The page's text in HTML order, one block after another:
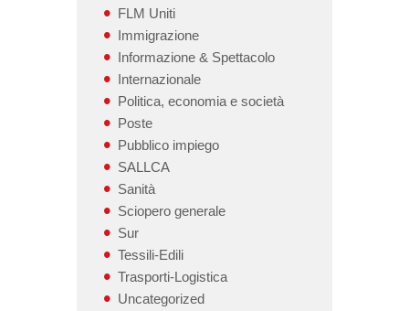
FLM Uniti
Immigrazione
Informazione & Spettacolo
Internazionale
Politica, economia e società
Poste
Pubblico impiego
SALLCA
Sanità
Sciopero generale
Sur
Tessili-Edili
Trasporti-Logistica
Uncategorized